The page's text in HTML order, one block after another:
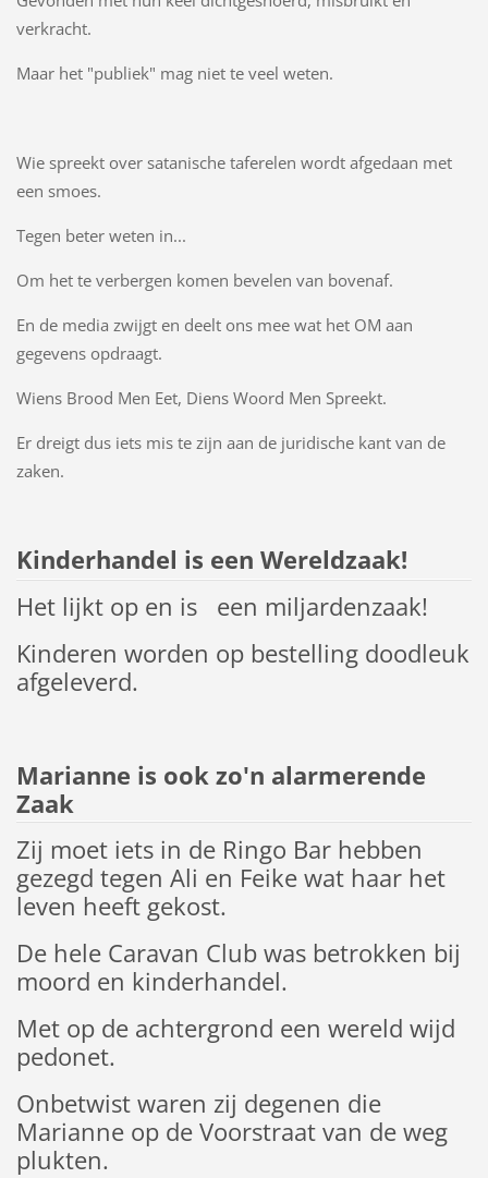
verkracht.
Maar het "publiek" mag niet te veel weten.
Wie spreekt over satanische taferelen wordt afgedaan met
een smoes.
Tegen beter weten in...
Om het te verbergen komen bevelen van bovenaf.
En de media zwijgt en deelt ons mee wat het OM aan
gegevens opdraagt.
Wiens Brood Men Eet, Diens Woord Men Spreekt.
Er dreigt dus iets mis te zijn aan de juridische kant van de
zaken.
Kinderhandel is een Wereldzaak!
Het lijkt op en is een miljardenzaak!
Kinderen worden op bestelling doodleuk
afgeleverd.
Marianne is ook zo'n alarmerende
Zaak
Zij moet iets in de Ringo Bar hebben
gezegd tegen Ali en Feike wat haar het
leven heeft gekost.
De hele Caravan Club was betrokken bij
moord en kinderhandel.
Met op de achtergrond een wereld wijd
pedonet.
Onbetwist waren zij degenen die
Marianne op de Voorstraat van de weg
plukten.